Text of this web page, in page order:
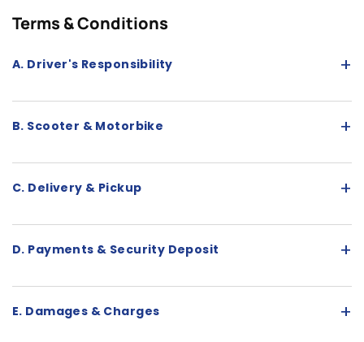
Terms & Conditions
A. Driver's Responsibility +
B. Scooter & Motorbike +
C. Delivery & Pickup +
D. Payments & Security Deposit +
E. Damages & Charges +